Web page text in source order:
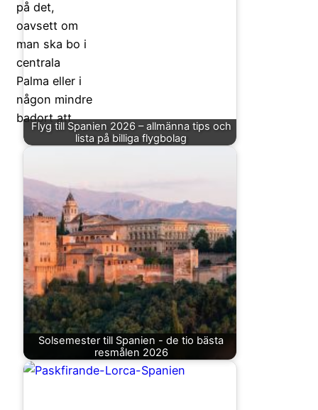
på det,
oavsett om
man ska bo i
centrala
Palma eller i
någon mindre
badort att
Flyg till Spanien 2026 – allmänna tips och
lista på billiga flygbolag
Solsemester till Spanien - de tio bästa
resmålen 2026